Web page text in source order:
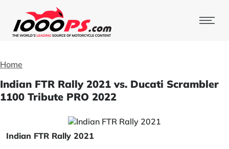
Home
Indian FTR Rally 2021 vs. Ducati Scrambler
1100 Tribute PRO 2022
Indian FTR Rally 2021